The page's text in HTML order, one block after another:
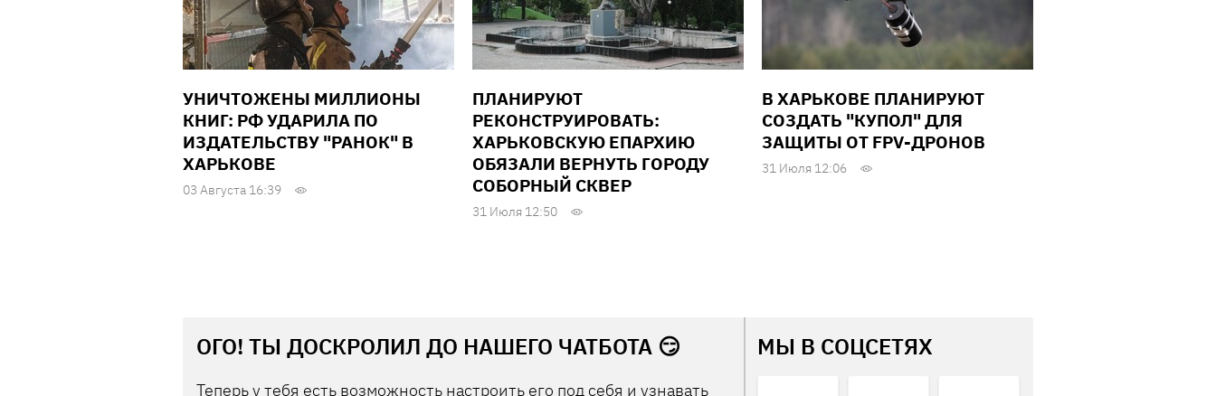
УНИЧТОЖЕНЫ МИЛЛИОНЫ
КНИГ: РФ УДАРИЛА ПО
ИЗДАТЕЛЬСТВУ "РАНОК" В
ХАРЬКОВЕ
03 Августа 16:39
ПЛАНИРУЮТ
РЕКОНСТРУИРОВАТЬ:
ХАРЬКОВСКУЮ ЕПАРХИЮ
ОБЯЗАЛИ ВЕРНУТЬ ГОРОДУ
СОБОРНЫЙ СКВЕР
31 Июля 12:50
В ХАРЬКОВЕ ПЛАНИРУЮТ
СОЗДАТЬ "КУПОЛ" ДЛЯ
ЗАЩИТЫ ОТ FPV-ДРОНОВ
31 Июля 12:06
ОГО! ТЫ ДОСКРОЛИЛ ДО НАШЕГО ЧАТБОТА 😏
Теперь у тебя есть возможность настроить его под себя и узнавать
МЫ В СОЦСЕТЯХ